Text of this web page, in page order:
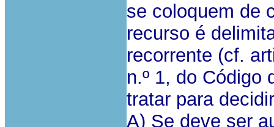
se coloquem de
recurso é
recorrente (cf.
n.º 1, do Código
tratar para
A) Se deve ser